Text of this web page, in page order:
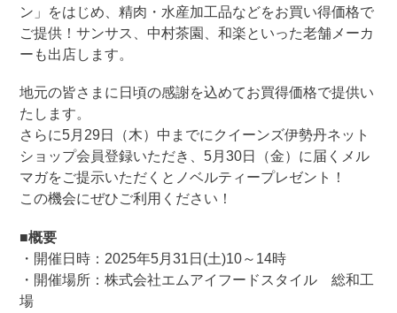
ン」をはじめ、精肉・水産加工品などをお買い得価格で
ご提供！サンサス、中村茶園、和楽といった老舗メーカ
ーも出店します。
地元の皆さまに日頃の感謝を込めてお買得価格で提供い
たします。
さらに5月29日（木）中までにクイーンズ伊勢丹ネット
ショップ会員登録いただき、5月30日（金）に届くメル
マガをご提示いただくとノベルティープレゼント！
この機会にぜひご利用ください！
■概要
・開催日時：2025年5月31日(土)10～14時
・開催場所：株式会社エムアイフードスタイル 総和工
場